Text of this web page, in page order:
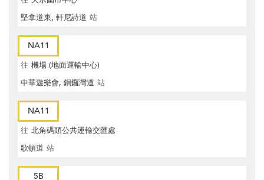
堅拿道東, 軒尼詩道 站
NA11
往 機場 (地面運輸中心)
中華遊樂會, 銅鑼灣道 站
NA11
往 北角碼頭公共運輸交匯處
歌頓道 站
5B